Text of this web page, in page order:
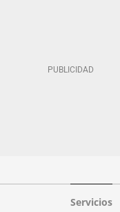
Servicios